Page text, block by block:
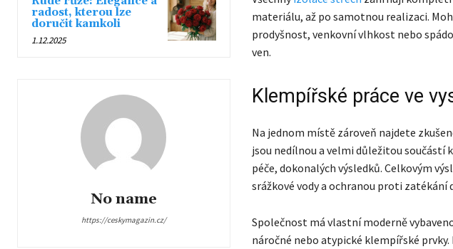
radost, kterou lze
doručit kamkoli
1.12.2025
No name
https://ceskymagazin.cz/
materiálu, až po samotnou realizaci.
prodyšnost, venkovní vlhkost nebo
ven.
Klempířské práce ve
Na jednom místě zároveň najdete
jsou nedílnou a velmi důležitou součástí
péče, dokonalých výsledků. Celkovým
srážkové vody a ochranou proti zatékání
Společnost má vlastní moderně
náročné nebo atypické klempířské